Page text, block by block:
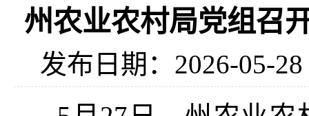
州农业农村局党组召
发布日期：2026-05-28